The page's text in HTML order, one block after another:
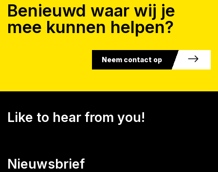
Benieuwd waar wij je
mee kunnen helpen?
Neem contact op
Like to hear from you!
Nieuwsbrief